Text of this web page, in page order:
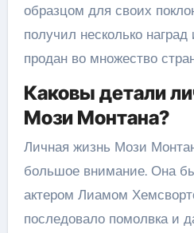
образцом для своих
получил несколько
продан во множество
Каковы детали
Мози Монтана?
Личная жизнь Мози
большое внимание. Она
актером Лиамом
последовало помолвка и